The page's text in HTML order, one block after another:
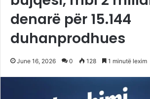
denarë për 15.144
duhanprodhues
June 16, 2026 0 128 1 minutë lexim